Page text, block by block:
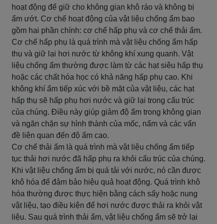
hoạt động để giữ cho không gian khô ráo và không bị
ẩm ướt. Cơ chế hoạt động của vật liệu chống ẩm bao
gồm hai phần chính: cơ chế hấp phụ và cơ chế thải ẩm.
Cơ chế hấp phụ là quá trình mà vật liệu chống ẩm hấp
thụ và giữ lại hơi nước từ không khí xung quanh. Vật
liệu chống ẩm thường được làm từ các hạt siêu hấp thụ
hoặc các chất hóa học có khả năng hấp phụ cao. Khi
không khí ẩm tiếp xúc với bề mặt của vật liệu, các hạt
hấp thụ sẽ hấp phụ hơi nước và giữ lại trong cấu trúc
của chúng. Điều này giúp giảm độ ẩm trong không gian
và ngăn chặn sự hình thành của mốc, nấm và các vấn
đề liên quan đến độ ẩm cao.
Cơ chế thải ẩm là quá trình mà vật liệu chống ẩm tiếp
tục thải hơi nước đã hấp phụ ra khỏi cấu trúc của chúng.
Khi vật liệu chống ẩm bị quá tải với nước, nó cần được
khô hóa để đảm bảo hiệu quả hoạt động. Quá trình khô
hóa thường được thực hiện bằng cách sấy hoặc nung
vật liệu, tạo điều kiện để hơi nước được thải ra khỏi vật
liệu. Sau quá trình thải ẩm, vật liệu chống ẩm sẽ trở lại